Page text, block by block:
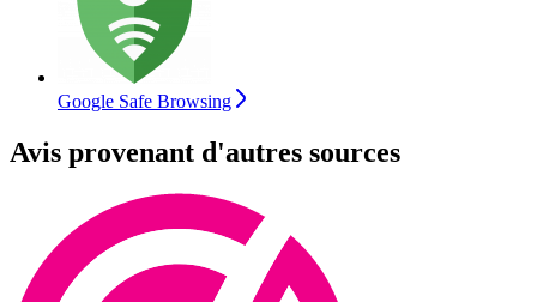
Google Safe Browsing
Avis provenant d'autres sources